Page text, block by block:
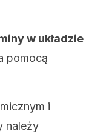
w układzie
pomocą
i
należy